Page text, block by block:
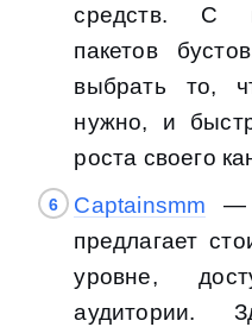
средств. С
пакетов
выбрать то,
нужно, и
роста своего
Captainsmm —
предлагает
уровне,
аудитории.